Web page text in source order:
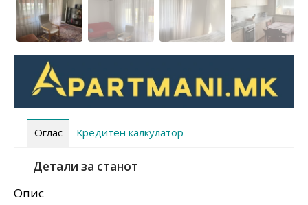
Оглас Кредитен калкулатор
Детали за станот
Опис